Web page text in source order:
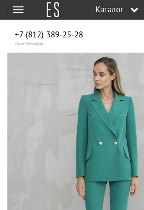
Меню Каталог
+7 (812) 389-25-28
Санкт-Петербург